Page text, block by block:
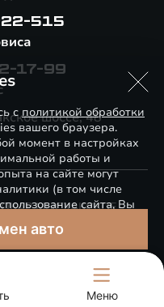
515
17-99
шоссе, 48
МЫСХАКСКОЕ
сполитикой обработки
вашего браузера.
момент в настройках
работы и
на сайте могут
(в том числе
сайта, Вы
технологий и
Меню
авто